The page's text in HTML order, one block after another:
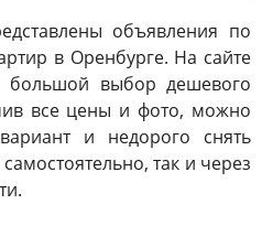
объявления по
в Оренбурге. На сайте
большой выбор дешевого
все цены и фото, можно
и недорого снять
так и через